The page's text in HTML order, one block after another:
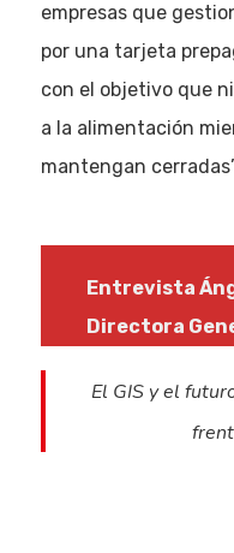
empresas que
por una tarjeta
con el objetivo que
a la alimentación
mantengan
Entrevista
Directora
El GIS y el